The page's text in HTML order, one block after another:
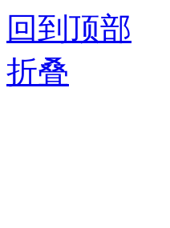
回到顶部
折叠